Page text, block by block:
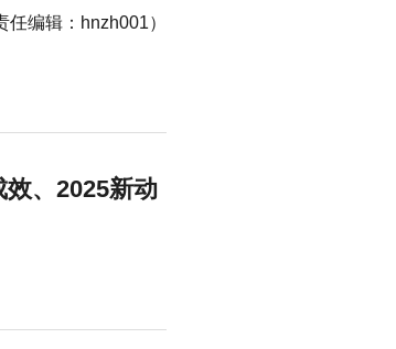
任编辑：hnzh001）
、2025新动